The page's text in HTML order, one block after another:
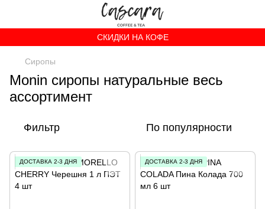
СКИДКИ НА КОФЕ
Сиропы
Monin сиропы натуральные весь
ассортимент
Фильтр По популярности
ДОСТАВКА 2-3 ДНЯ ДОСТАВКА 2-3 ДНЯ